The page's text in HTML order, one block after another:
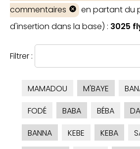
commentaires
en partant du
d'insertion dans la base) : 3025
Filtrer :
MAMADOU M'BAYE
FODÉ
BABA BÉBA
BANNA
KEBE KEBA